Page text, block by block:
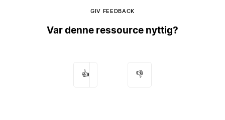
GIV FEEDBACK
Var denne ressource nyttig?
👍 👎